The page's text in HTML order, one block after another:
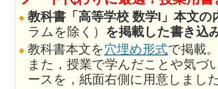
教科書「高等学校 数学I」本文の
ラムを除く） を掲載した書き込
教科書本文を穴埋め形式で掲載
また，授業で学んだことや気
ースを，紙面右側に用意しまし